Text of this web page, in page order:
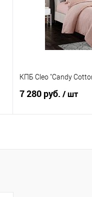
В избранное
КПБ Cleo "Candy
7 280 руб. / шт